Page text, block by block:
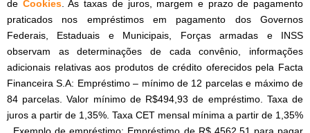
de Cookies. As taxas de juros, margem e prazo de pagamento
praticados nos empréstimos em pagamento dos Governos
Federais, Estaduais e Municipais, Forças armadas e INSS
observam as determinações de cada convênio, informações
adicionais relativas aos produtos de crédito oferecidos pela Facta
Financeira S.A: Empréstimo – mínimo de 12 parcelas e máximo de
84 parcelas. Valor mínimo de R$494,93 de empréstimo. Taxa de
juros a partir de 1,35%. Taxa CET mensal mínima a partir de 1,35%